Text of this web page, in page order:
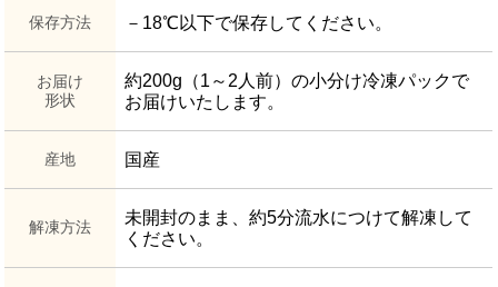
保存方法 －18℃以下で保存してください。
お届け
形状
約200g（1～2人前）の小分け冷凍パックで
お届けいたします。
産地 国産
解凍方法
未開封のまま、約5分流水につけて解凍して
ください。